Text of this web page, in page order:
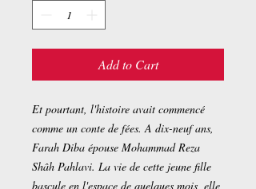
Add to Cart
Et pourtant, l'histoire avait commencé
comme un conte de fées. A dix-neuf ans,
Farah Diba épouse Mohammad Reza
Shâh Pahlavi. La vie de cette jeune fille
bascule en l'espace de quelques mois, elle